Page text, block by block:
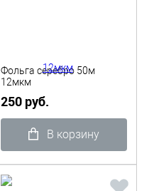
Фольга серебро 50м
12мкм
250 руб.
В корзину